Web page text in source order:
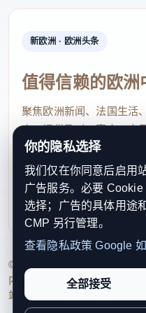
新欧洲 · 欧洲头条
值得信赖的欧洲
聚焦欧洲新闻、法国生活
点，提供及时、真实、实
速了解欧洲动态。
服务支持、版权与合作：
利通知
© 2026 新欧洲·欧洲头条.
内容透明度、联系方式与用
站点完整度。
你的隐私选择
我们仅在你同意后启用
广告服务。必要
选择；广告的具体用途
CMP 另行管理。
查看隐私政策 Google
全部接受